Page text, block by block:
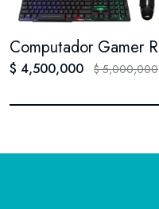
$ 4,500,000 $ 5,000,000